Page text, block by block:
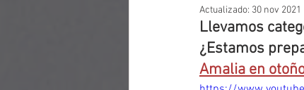
Actualizado: 30 nov 2021
Llevamos
¿Estamos
Amalia en